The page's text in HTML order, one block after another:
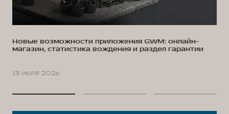
Новые возможности приложения GWM: онлайн-
магазин, статистика вождения и раздел гарантии
13 июля 2026